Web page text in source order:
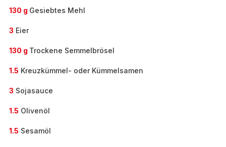
130 g Gesiebtes Mehl
3 Eier
130 g Trockene Semmelbrösel
1.5 Kreuzkümmel- oder Kümmelsamen
3 Sojasauce
1.5 Olivenöl
1.5 Sesamöl